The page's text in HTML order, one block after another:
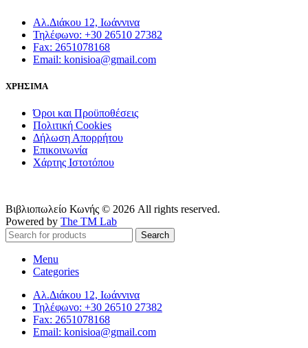
Αλ.Διάκου 12, Ιωάννινα
Τηλέφωνο: +30 26510 27382
Fax: 2651078168
Email: konisioa@gmail.com
ΧΡΗΣΙΜΑ
Όροι και Προϋποθέσεις
Πολιτική Cookies
Δήλωση Απορρήτου
Επικοινωνία
Χάρτης Ιστοτόπου
Βιβλιοπωλείο Κωνής © 2026 All rights reserved.
Powered by The TM Lab
Search
Menu
Categories
Αλ.Διάκου 12, Ιωάννινα
Τηλέφωνο: +30 26510 27382
Fax: 2651078168
Email: konisioa@gmail.com